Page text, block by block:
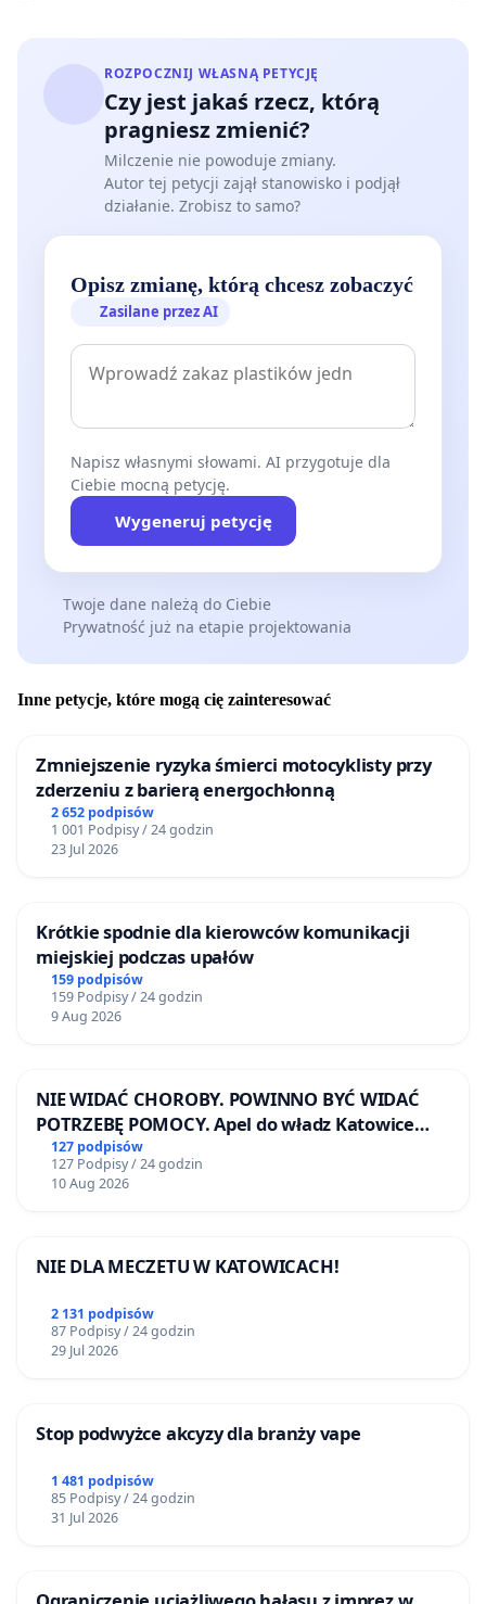
ROZPOCZNIJ WŁASNĄ PETYCJĘ
Czy jest jakaś rzecz, którą
pragniesz zmienić?
Milczenie nie powoduje zmiany.
Autor tej petycji zajął stanowisko i podjął
działanie. Zrobisz to samo?
Opisz zmianę, którą chcesz zobaczyć
Zasilane przez AI
Napisz własnymi słowami. AI przygotuje dla
Ciebie mocną petycję.
Wygeneruj petycję
Twoje dane należą do Ciebie
Prywatność już na etapie projektowania
Inne petycje, które mogą cię zainteresować
Zmniejszenie ryzyka śmierci motocyklisty przy
zderzeniu z barierą energochłonną
2 652 podpisów
1 001 Podpisy / 24 godzin
23 Jul 2026
Krótkie spodnie dla kierowców komunikacji
miejskiej podczas upałów
159 podpisów
159 Podpisy / 24 godzin
9 Aug 2026
NIE WIDAĆ CHOROBY. POWINNO BYĆ WIDAĆ
POTRZEBĘ POMOCY. Apel do władz Katowice
Airport o przystąpienie do programu HIDDEN
DISABILITIES SUNFLOWER – SŁONECZNIK –
UKRYTE NIEPEŁNOSPRAWNOŚCI
127 podpisów
127 Podpisy / 24 godzin
10 Aug 2026
NIE DLA MECZETU W KATOWICACH!
2 131 podpisów
87 Podpisy / 24 godzin
29 Jul 2026
Stop podwyżce akcyzy dla branży vape
1 481 podpisów
85 Podpisy / 24 godzin
31 Jul 2026